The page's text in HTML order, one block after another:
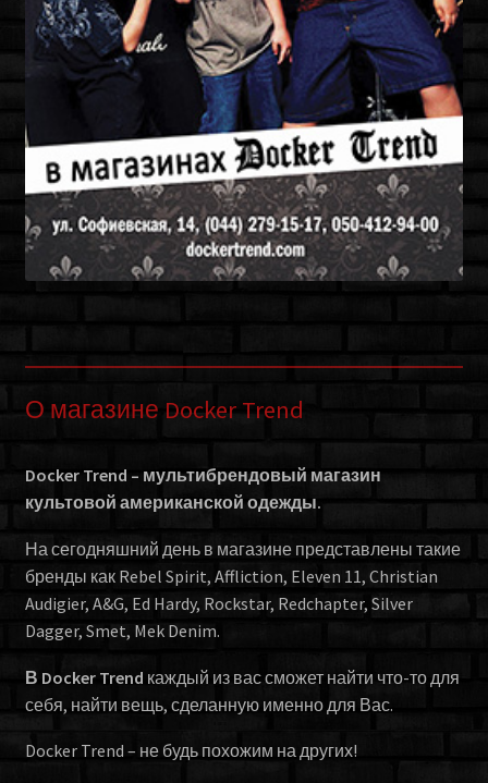
О магазине Docker Trend
Docker Trend – мультибрендовый магазин
культовой американской одежды.
На сегодняшний день в магазине представлены такие
бренды как Rebel Spirit, Affliction, Eleven 11, Christian
Audigier, A&G, Ed Hardy, Rockstar, Redchapter, Silver
Dagger, Smet, Mek Denim.
В Docker Trend каждый из вас сможет найти что-то для
себя, найти вещь, сделанную именно для Вас.
Docker Trend – не будь похожим на других!